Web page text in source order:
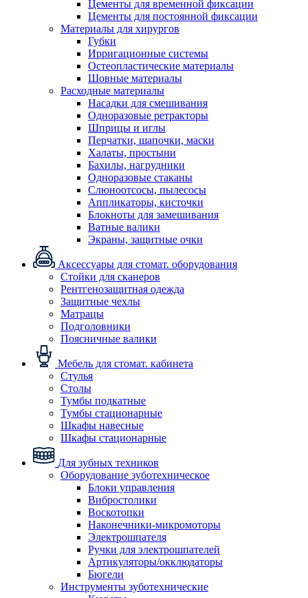
Цементы для временной фиксации
Цементы для постоянной фиксации
Материалы для хирургов
Губки
Ирригационные системы
Остеопластические материалы
Шовные материалы
Расходные материалы
Насадки для смешивания
Одноразовые ретракторы
Шприцы и иглы
Перчатки, шапочки, маски
Халаты, простыни
Бахилы, нагрудники
Одноразовые стаканы
Слюноотсосы, пылесосы
Аппликаторы, кисточки
Блокноты для замешивания
Ватные валики
Экраны, защитные очки
Аксессуары для стомат. оборудования
Стойки для сканеров
Рентгенозащитная одежда
Защитные чехлы
Матрацы
Подголовники
Поясничные валики
Мебель для стомат. кабинета
Стулья
Столы
Тумбы подкатные
Тумбы стационарные
Шкафы навесные
Шкафы стационарные
Для зубных техников
Оборудование зуботехническое
Блоки управления
Вибростолики
Воскотопки
Наконечники-микромоторы
Электрошпателя
Ручки для электрошпателей
Артикуляторы/окклюдаторы
Бюгели
Инструменты зуботехнические